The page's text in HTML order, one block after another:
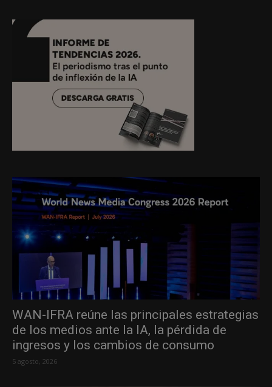
WAN-IFRA reúne las principales estrategias
de los medios ante la IA, la pérdida de
ingresos y los cambios de consumo
5 agosto, 2026